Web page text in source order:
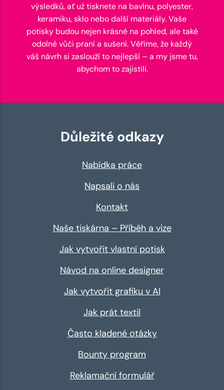
výsledků, ať už tisknete na bavlnu, polyester,
keramiku, sklo nebo další materiály. Vaše
potisky budou nejen krásné na pohled, ale také
odolné vůči praní a sušení. Věříme, že každý
váš návrh si zaslouží to nejlepší – a my jsme tu,
abychom to zajistili.
Důležité odkazy
Nabídka práce
Napsali o nás
Kontakt
Naše tiskárna – Příběh a vize
Jak vytvořit vlastní potisk
Návod na online designer
Jak vytvořit grafiku v AI
Jak prát textil
Často kladené otázky
Bounty program
Reklamační formulář